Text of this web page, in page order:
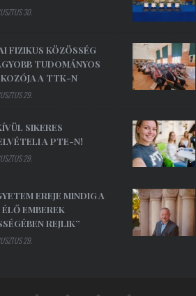
30.
FIZIKUS KÖZÖSSÉG
TUDOMÁNYOS
A TTK-N
29.
SIKERES
A PTE-N!
29.
EREJE MINDIG A
ÉLŐ EMBEREK
REJLIK”
29.